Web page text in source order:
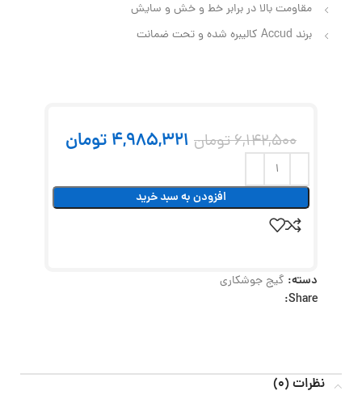
مقاومت بالا در برابر خط و خش و سایش
برند Accud کالیبره شده و تحت ضمانت
6,142,500تومان 4,985,321 تومان
افزودن به سبد خرید
دسته: گیج جوشکاری
Share:
نظرات (0)